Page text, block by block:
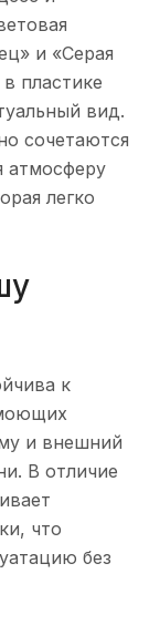
и «Серая
пластике
вид.
сочетаются
атмосферу
легко
к
и внешний
В отличие
что
без